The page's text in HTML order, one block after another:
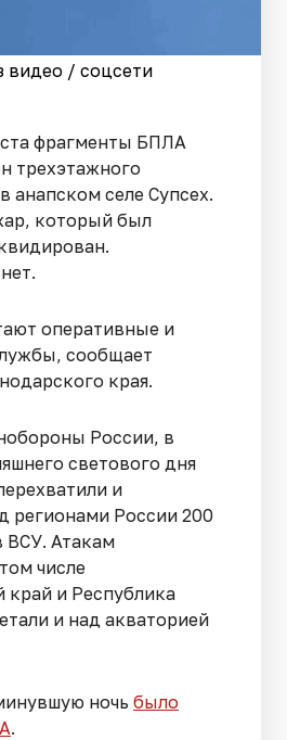
видео / соцсети
фрагменты БПЛА
трехэтажного
анапском селе Супсех.
который был
оперативные и
сообщает
края.
России, в
светового дня
и
регионами России 200
ВСУ. Атакам
числе
край и Республика
и над акваторией
ночь было
.